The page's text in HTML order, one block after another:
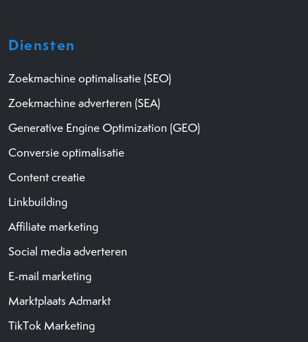
Diensten
Zoekmachine optimalisatie (SEO)
Zoekmachine adverteren (SEA)
Generative Engine Optimization (GEO)
Conversie optimalisatie
Content creatie
Linkbuilding
Affiliate marketing
Social media adverteren
E-mail marketing
Marktplaats Admarkt
TikTok Marketing